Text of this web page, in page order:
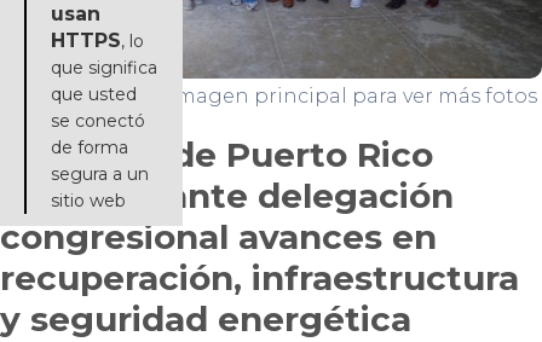
usan
HTTPS, lo
que significa
que usted
se conectó
de forma
segura a un
sitio web
Haga click en la imagen principal para ver más fotos
Gobierno de Puerto Rico
presenta ante delegación
congresional avances en
recuperación, infraestructura
y seguridad energética